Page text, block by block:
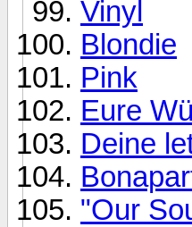
Vinyl
Blondie
Pink
Eure
Deine
"Our